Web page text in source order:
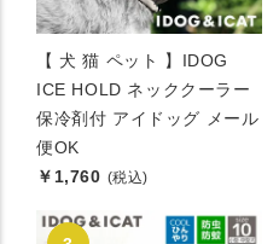
【 犬 猫 ペット 】IDOG
ICE HOLD ネッククーラー
保冷剤付 アイドッグ メール
便OK
￥1,760 (税込)